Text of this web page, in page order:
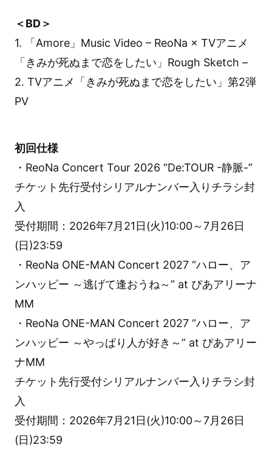
＜BD＞
1. 「Amore」Music Video – ReoNa × TVアニメ
「きみが死ぬまで恋をしたい」Rough Sketch –
2. TVアニメ「きみが死ぬまで恋をしたい」第2弾
PV
初回仕様
・ReoNa Concert Tour 2026 “De:TOUR -静脈-”
チケット先行受付シリアルナンバー入りチラシ封
入
受付期間：2026年7月21日(火)10:00～7月26日
(日)23:59
・ReoNa ONE-MAN Concert 2027 “ハロー、ア
ンハッピー ～逃げて逢おうね～” at ぴあアリーナ
MM
・ReoNa ONE-MAN Concert 2027 “ハロー、ア
ンハッピー ～やっぱり人が好き～” at ぴあアリー
ナMM
チケット先行受付シリアルナンバー入りチラシ封
入
受付期間：2026年7月21日(火)10:00～7月26日
(日)23:59